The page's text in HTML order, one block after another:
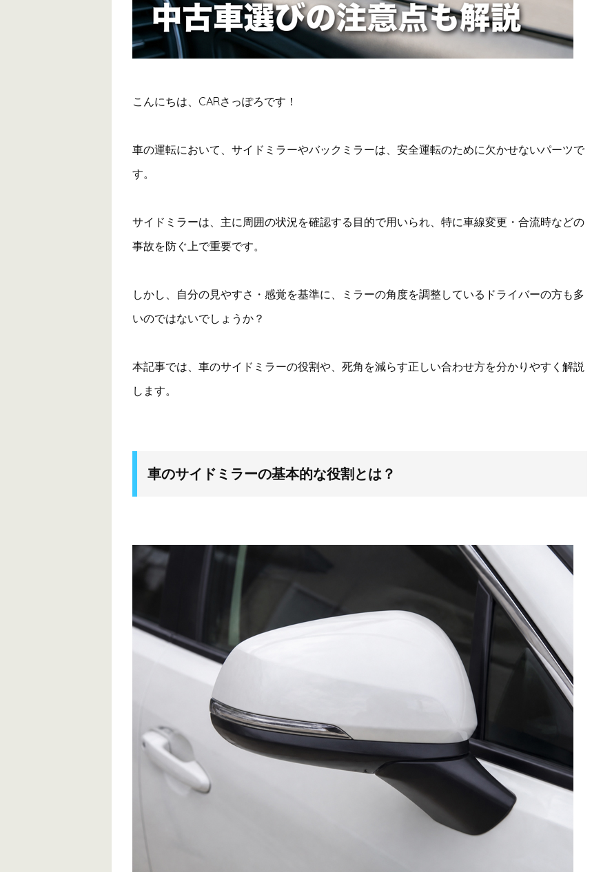
こんにちは、CARさっぽろです！
車の運転において、サイドミラーやバックミラーは、安全運転のために欠かせないパーツで
す。
サイドミラーは、主に周囲の状況を確認する目的で用いられ、特に車線変更・合流時などの
事故を防ぐ上で重要です。
しかし、自分の見やすさ・感覚を基準に、ミラーの角度を調整しているドライバーの方も多
いのではないでしょうか？
本記事では、車のサイドミラーの役割や、死角を減らす正しい合わせ方を分かりやすく解説
します。
車のサイドミラーの基本的な役割とは？